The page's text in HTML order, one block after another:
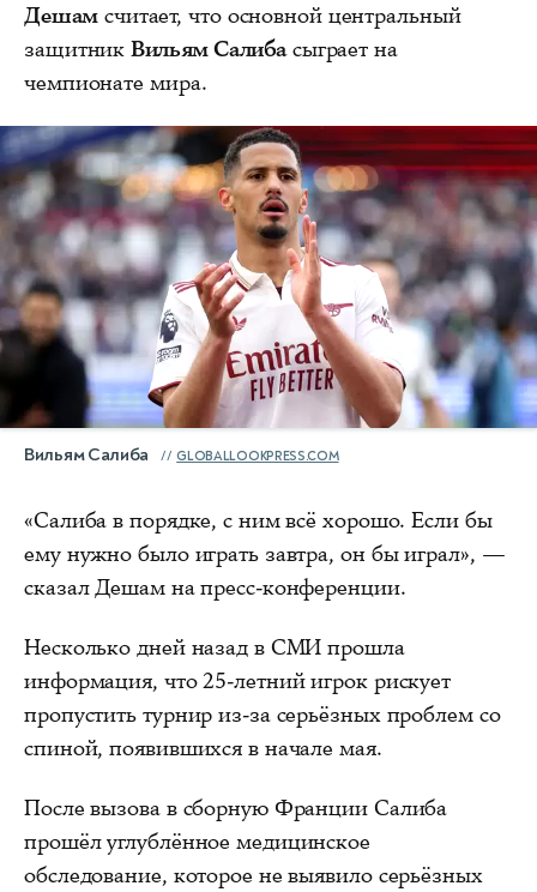
Дешам считает, что основной центральный
защитникВильям Салибасыграет на
чемпионате мира.
Вильям Салиба GLOBALLOOKPRESS.COM
«Салиба в порядке, с ним всё хорошо. Если бы
ему нужно было играть завтра, он бы играл», —
сказал Дешам на пресс‑конференции.
Несколько дней назад в СМИ прошла
информация, что 25‑летний игрок рискует
пропустить турнир из‑за серьёзных проблем со
спиной, появившихся в начале мая.
После вызова в сборную Франции Салиба
прошёл углублённое медицинское
обследование, которое не выявило серьёзных